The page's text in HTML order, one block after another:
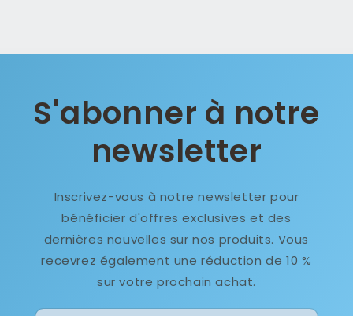
S'abonner à notre
newsletter
Inscrivez-vous à notre newsletter pour
bénéficier d'offres exclusives et des
dernières nouvelles sur nos produits. Vous
recevrez également une réduction de 10 %
sur votre prochain achat.